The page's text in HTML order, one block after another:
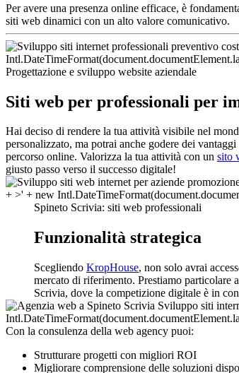
Per avere una presenza online efficace, è
siti web dinamici con un alto valore comunicativo.
Progettazione e sviluppo website aziendale
Siti web per professionali per
Hai deciso di rendere la tua attività visibile nel
personalizzato, ma potrai anche godere dei
percorso online. Valorizza la tua attività con un sito
giusto passo verso il successo digitale!
Spineto Scrivia: siti web professionali
Funzionalità strategica
Scegliendo KropHouse, non solo avrai
mercato di riferimento. Prestiamo particolare
Scrivia, dove la competizione digitale è in
Con la consulenza della web agency puoi:
Strutturare progetti con migliori ROI
Migliorare comprensione delle soluzioni